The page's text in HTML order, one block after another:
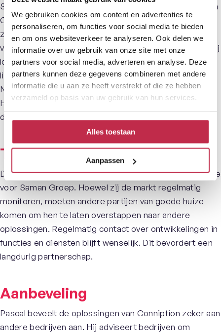
We gebruiken cookies om content en advertenties te
personaliseren, om functies voor social media te bieden
en om ons websiteverkeer te analyseren. Ook delen we
informatie over uw gebruik van onze site met onze
partners voor social media, adverteren en analyse. Deze
partners kunnen deze gegevens combineren met andere
informatie die u aan ze heeft verstrekt of die ze hebben
verzameld op basis van uw gebruik van hun services.
Alles toestaan
Aanpassen
Saman Groep is zeer tevreden over de oplossingen van
Conniption. In het begin van de samenwerking zochten
zij nog naar de ideale invulling van elkaars
verwachtingen, maar dit proces verliep steeds beter. Zij
losten problemen adequaat op. Verbetermogelijkheden
liggen vooral in de voorbereiding van de implementatie.
Nauwkeurige voorbereiding is cruciaal voor telefonie.
Hoewel dit voor 90% goed ging, zit de verfijning in de
details.
Toekomst
De oplossingen van Conniption blijven een vaste waarde
voor Saman Groep. Hoewel zij de markt regelmatig
monitoren, moeten andere partijen van goede huize
komen om hen te laten overstappen naar andere
oplossingen. Regelmatig contact over ontwikkelingen in
functies en diensten blijft wenselijk. Dit bevordert een
langdurig partnerschap.
Aanbeveling
Pascal beveelt de oplossingen van Conniption zeker aan
andere bedrijven aan. Hij adviseert bedrijven om